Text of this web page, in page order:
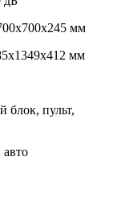
мм
мм
блок, пульт,
авто